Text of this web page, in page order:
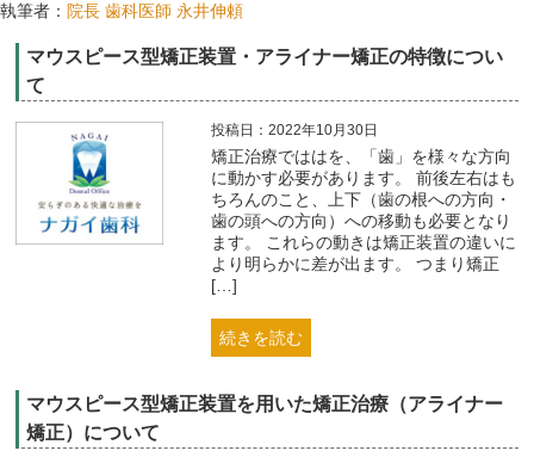
執筆者： 院長 歯科医師 永井伸頼
マウスピース型矯正装置・アライナー矯正の特徴につい
て
投稿日：2022年10月30日
矯正治療でははを、「歯」を様々な方向
に動かす必要があります。 前後左右はも
ちろんのこと、上下（歯の根への方向・
歯の頭への方向）への移動も必要となり
ます。 これらの動きは矯正装置の違いに
より明らかに差が出ます。 つまり矯正
[…]
続きを読む
マウスピース型矯正装置を用いた矯正治療（アライナー
矯正）について